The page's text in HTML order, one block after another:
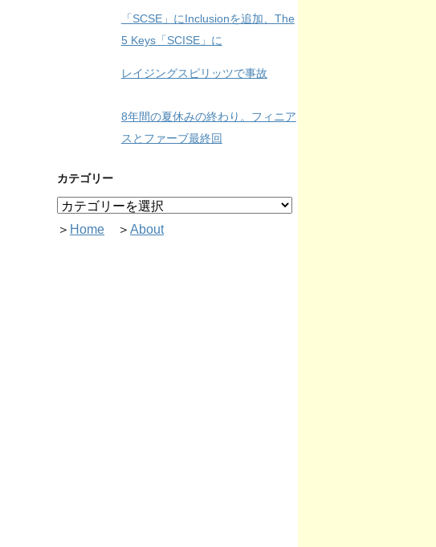
「SCSE」にInclusionを追加、The
5 Keys「SCISE」に
レイジングスピリッツで事故
8年間の夏休みの終わり。フィニア
スとファーブ最終回
カテゴリー
＞ Home ＞ About